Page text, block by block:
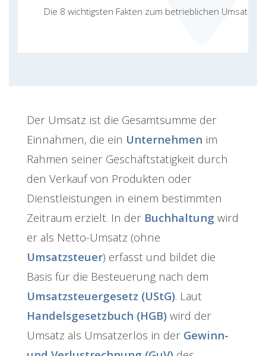
Die 8 wichtigsten Fakten zum betrieblichen Umsatz
Der Umsatz ist die Gesamtsumme der
Einnahmen, die ein Unternehmen im
Rahmen seiner Geschäftstätigkeit durch
den Verkauf von Produkten oder
Dienstleistungen in einem bestimmten
Zeitraum erzielt. In der Buchhaltung wird
er als Netto-Umsatz (ohne
Umsatzsteuer) erfasst und bildet die
Basis für die Besteuerung nach dem
Umsatzsteuergesetz (UStG). Laut
Handelsgesetzbuch (HGB) wird der
Umsatz als Umsatzerlös in der Gewinn-